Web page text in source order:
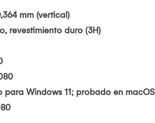
mm (vertical)
revestimiento duro (3H)
Windows 11; probado en macOS